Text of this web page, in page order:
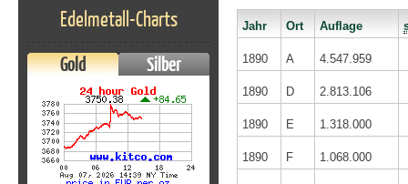
Edelmetall-Charts
Gold Silber
Jahr Ort Auflage
1890 A 4.547.959
1890 D 2.813.106
1890 E 1.318.000
1890 F 1.068.000